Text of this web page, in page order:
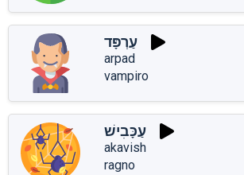
עַרְפָּד
arpad
vampiro
עַכָּבִישׁ
akavish
ragno